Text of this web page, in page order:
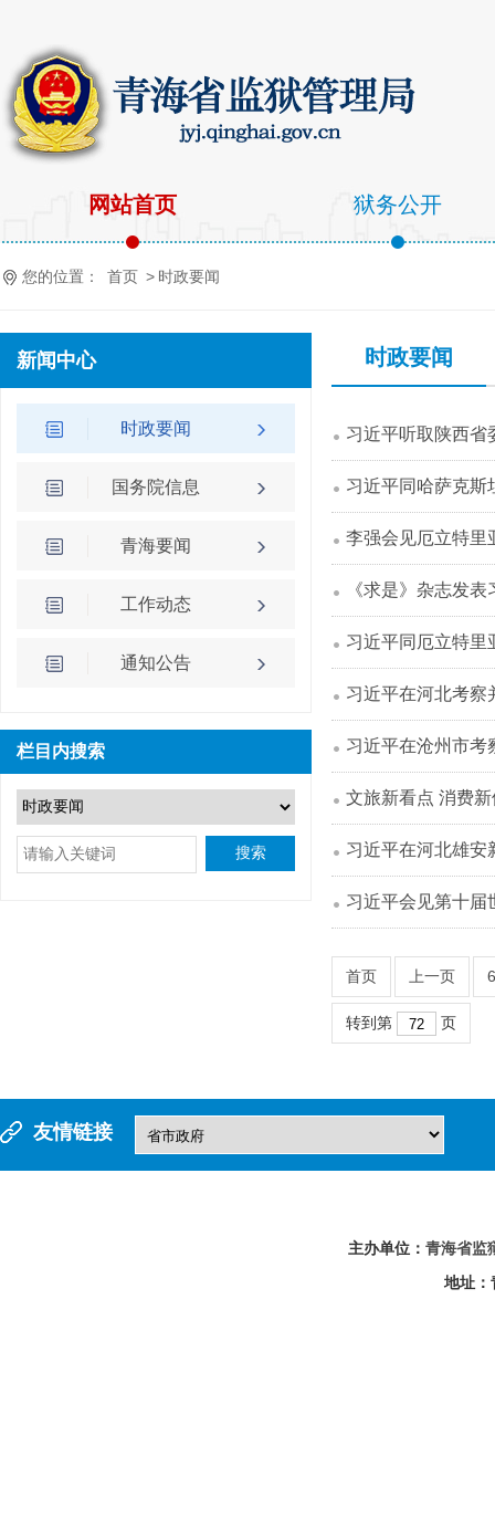
网站首页 狱务公开
您的位置： 首页 > 时政要闻
新闻中心
时政要闻
国务院信息
青海要闻
工作动态
通知公告
栏目内搜索
搜索
时政要闻
习近平听取陕西省
习近平同哈萨克斯
李强会见厄立特里
《求是》杂志发
习近平同厄立特里
习近平在河北考察
习近平在沧州市考
文旅新看点 消费
习近平在河北雄安
习近平会见第十届
首页 上一页
转到第 页
友情链接
主办单位： 青海省监
地址：